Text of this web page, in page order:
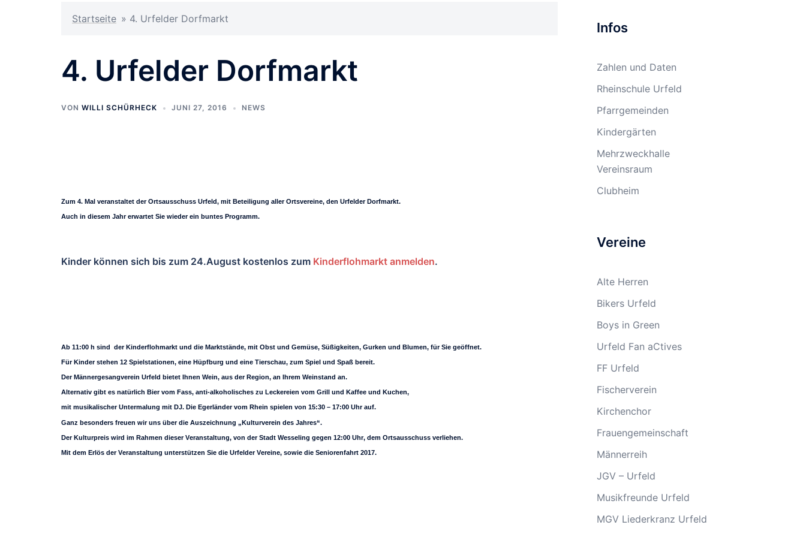
Startseite » 4. Urfelder Dorfmarkt
4. Urfelder Dorfmarkt
VON WILLI SCHÜRHECK JUNI 27, 2016 NEWS
Zum 4. Mal veranstaltet der Ortsausschuss Urfeld, mit Beteiligung aller Ortsvereine, den Urfelder Dorfmarkt.
Auch in diesem Jahr erwartet Sie wieder ein buntes Programm.
Kinder können sich bis zum 24.August kostenlos zum Kinderflohmarkt anmelden.
Ab 11:00 h sind der Kinderflohmarkt und die Marktstände, mit Obst und Gemüse, Süßigkeiten, Gurken und Blumen, für Sie geöffnet.
Für Kinder stehen 12 Spielstationen, eine Hüpfburg und eine Tierschau, zum Spiel und Spaß bereit.
Der Männergesangverein Urfeld bietet Ihnen Wein, aus der Region, an Ihrem Weinstand an.
Alternativ gibt es natürlich Bier vom Fass, anti-alkoholisches zu Leckereien vom Grill und Kaffee und Kuchen,
mit musikalischer Untermalung mit DJ. Die Egerländer vom Rhein spielen von 15:30 – 17:00 Uhr auf.
Ganz besonders freuen wir uns über die Auszeichnung „Kulturverein des Jahres“.
Der Kulturpreis wird im Rahmen dieser Veranstaltung, von der Stadt Wesseling gegen 12:00 Uhr, dem Ortsausschuss verliehen.
Mit dem Erlös der Veranstaltung unterstützen Sie die Urfelder Vereine, sowie die Seniorenfahrt 2017.
Infos
Zahlen und Daten
Rheinschule Urfeld
Pfarrgemeinden
Kindergärten
Mehrzweckhalle
Vereinsraum
Clubheim
Vereine
Alte Herren
Bikers Urfeld
Boys in Green
Urfeld Fan aCtives
FF Urfeld
Fischerverein
Kirchenchor
Frauengemeinschaft
Männerreih
JGV – Urfeld
Musikfreunde Urfeld
MGV Liederkranz Urfeld